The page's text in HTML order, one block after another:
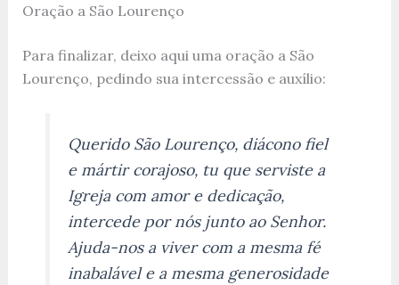
Oração a São Lourenço
Para finalizar, deixo aqui uma oração a São
Lourenço, pedindo sua intercessão e auxílio:
Querido São Lourenço, diácono fiel
e mártir corajoso, tu que serviste a
Igreja com amor e dedicação,
intercede por nós junto ao Senhor.
Ajuda-nos a viver com a mesma fé
inabalável e a mesma generosidade